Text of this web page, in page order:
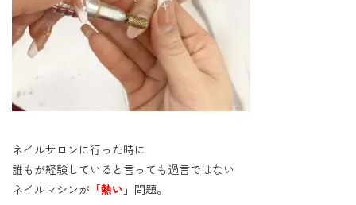
ネイルサロンに行った時に
誰もが経験していると言っても過言ではない
ネイルマシンが 「熱い」 問題。